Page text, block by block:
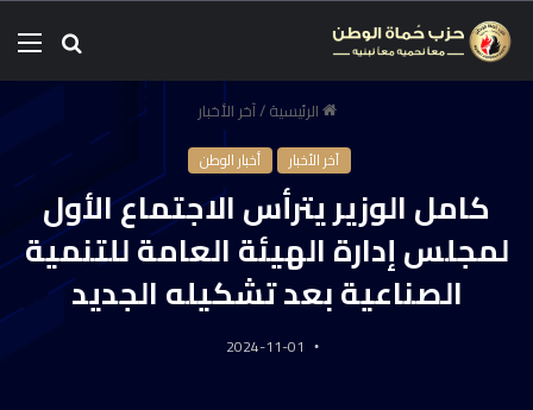
الرئيسية/آخر الأخبار
آخر الأخبار أخبار الوطن
كامل الوزير يترأس الاجتماع الأول
لمجلس إدارة الهيئة العامة للتنمية
الصناعية بعد تشكيله الجديد
2024-11-01